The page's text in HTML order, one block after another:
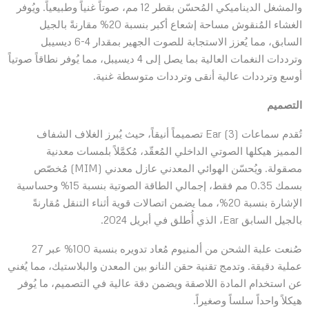
والمشغل الديناميكي المُحسّن بقطر 12 مم، صوتاً غنياً وطبيعياً. ويُوفر
الغشاء المُنقوش مساحة إشعاع أكبر بنسبة 20% مقارنةً بالجيل
السابق، مما يُعزز الاستجابة للصوت الجهير بمقدار 4-6 ديسيبل
وترددات النغمات العالية بما يصل إلى 4 ديسيبل، مما يُوفر نطاقاً صوتياً
أوسع وترددات عالية أنقى وترددات متوسطة غنية.
التصميم
تُقدم سماعات Ear (3) تصميماً أنيقاً، حيث يُبرز الغلاف الشفاف
المميز هيكلها الصوتي الداخلي المُعقّد، مُكمَّلاً بلمسات معدنية
مصقولة. ويُحسّن الهوائي المعدني عازل معدني (MIM) مُخصّص
بسمك 0.35 مم فقط، إجمالي الطاقة الصوتية بنسبة 15% وحساسية
الإشارة بنسبة 20%، مما يضمن اتصالات قوية أثناء التنقل مُقارنةً
بالجيل السابق Ear، الذي أُطلق في أبريل 2024.
صُنعت علبة الشحن من ألمنيوم مُعاد تدويره بنسبة 100% عبر 27
عملية دقيقة. وتدمج تقنية حقن النانو بين المعدن والبلاستيك، مما يُغني
عن استخدام المادة اللاصقة ويضمن دقة عالية في التصميم، ما يُوفر
هيكلاً واحداً سلساً وصغيراً.